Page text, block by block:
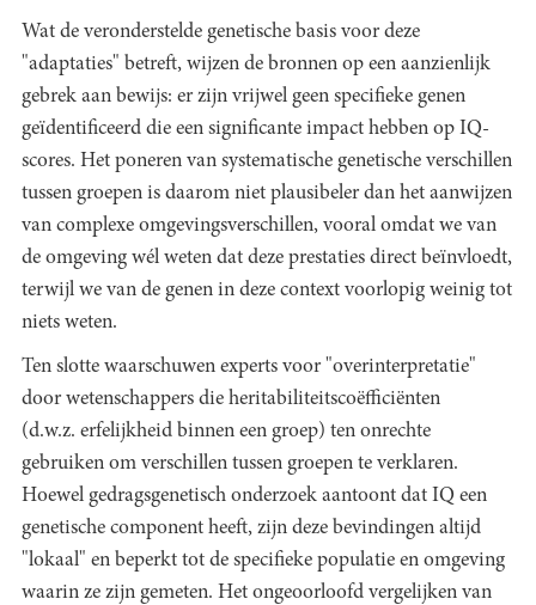
Wat de veronderstelde genetische basis voor deze
"adaptaties" betreft, wijzen de bronnen op een aanzienlijk
gebrek aan bewijs: er zijn vrijwel geen specifieke genen
geïdentificeerd die een significante impact hebben op IQ-
scores. Het poneren van systematische genetische verschillen
tussen groepen is daarom niet plausibeler dan het aanwijzen
van complexe omgevingsverschillen, vooral omdat we van
de omgeving wél weten dat deze prestaties direct beïnvloedt,
terwijl we van de genen in deze context voorlopig weinig tot
niets weten.
Ten slotte waarschuwen experts voor "overinterpretatie"
door wetenschappers die heritabiliteitscoëfficiënten
(d.w.z. erfelijkheid binnen een groep) ten onrechte
gebruiken om verschillen tussen groepen te verklaren.
Hoewel gedragsgenetisch onderzoek aantoont dat IQ een
genetische component heeft, zijn deze bevindingen altijd
"lokaal" en beperkt tot de specifieke populatie en omgeving
waarin ze zijn gemeten. Het ongeoorloofd vergelijken van